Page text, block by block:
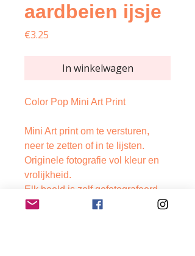
aardbeien ijsje
€3.25
In winkelwagen
Color Pop Mini Art Print
Mini Art print om te versturen,
neer te zetten of in te lijsten.
Originele fotografie vol kleur en
vrolijkheid.
Elk beeld is zelf gefotografeerd
en ontworpen.